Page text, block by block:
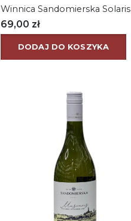
Winnica Sandomierska Solaris
69,00 zł
DODAJ DO KOSZYKA